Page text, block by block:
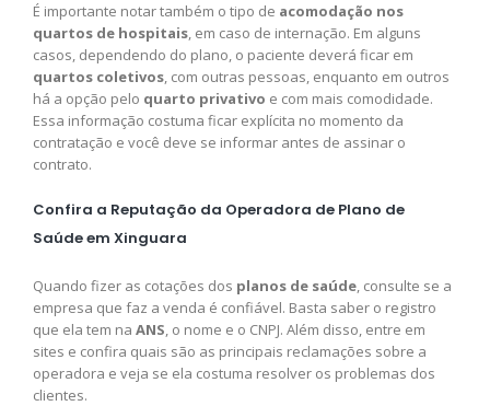
É importante notar também o tipo de acomodação nos
quartos de hospitais, em caso de internação. Em alguns
casos, dependendo do plano, o paciente deverá ficar em
quartos coletivos, com outras pessoas, enquanto em outros
há a opção pelo quarto privativo e com mais comodidade.
Essa informação costuma ficar explícita no momento da
contratação e você deve se informar antes de assinar o
contrato.
Confira a Reputação da Operadora de Plano de
Saúde em Xinguara
Quando fizer as cotações dos planos de saúde, consulte se a
empresa que faz a venda é confiável. Basta saber o registro
que ela tem na ANS, o nome e o CNPJ. Além disso, entre em
sites e confira quais são as principais reclamações sobre a
operadora e veja se ela costuma resolver os problemas dos
clientes.